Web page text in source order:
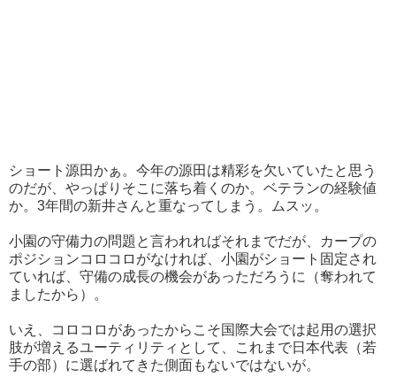
ショート源田かぁ。今年の源田は精彩を欠いていたと思う
のだが、やっぱりそこに落ち着くのか。ベテランの経験値
か。3年間の新井さんと重なってしまう。ムスッ。
小園の守備力の問題と言われればそれまでだが、カープの
ポジションコロコロがなければ、小園がショート固定され
ていれば、守備の成長の機会があっただろうに（奪われて
ましたから）。
いえ、コロコロがあったからこそ国際大会では起用の選択
肢が増えるユーティリティとして、これまで日本代表（若
手の部）に選ばれてきた側面もないではないが。